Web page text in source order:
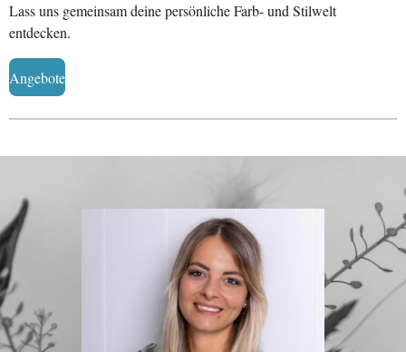
Lass uns gemeinsam deine persönliche Farb- und Stilwelt
entdecken.
Angebote